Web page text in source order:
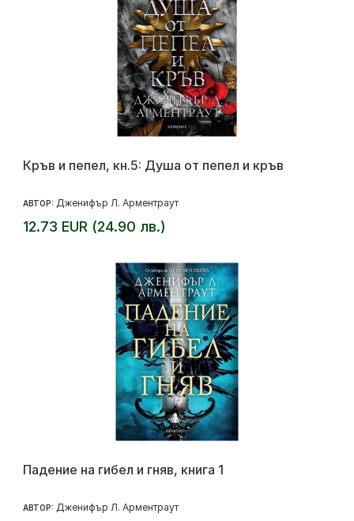
Кръв и пепел, кн.5: Душа от пепел и кръв
АВТОР: Дженифър Л. Арментраут
12.73 EUR (24.90 лв.)
Падение на гибел и гняв, книга 1
АВТОР: Дженифър Л. Арментраут